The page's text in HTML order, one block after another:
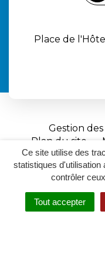
Ce site utilise des
statistiques d'utilisation
contrôler
Tout accepter
Place de
Gestion
Plan du site